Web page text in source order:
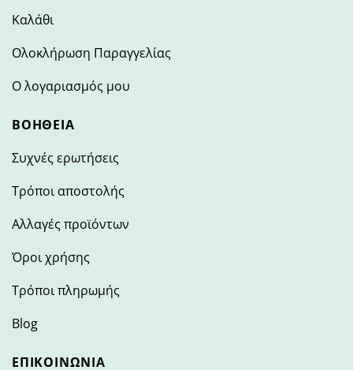
Καλάθι
Ολοκλήρωση Παραγγελίας
Ο λογαριασμός μου
ΒΟΉΘΕΙΑ
Συχνές ερωτήσεις
Τρόποι αποστολής
Αλλαγές προϊόντων
Όροι χρήσης
Τρόποι πληρωμής
Blog
ΕΠΙΚΟΙΝΩΝΊΑ